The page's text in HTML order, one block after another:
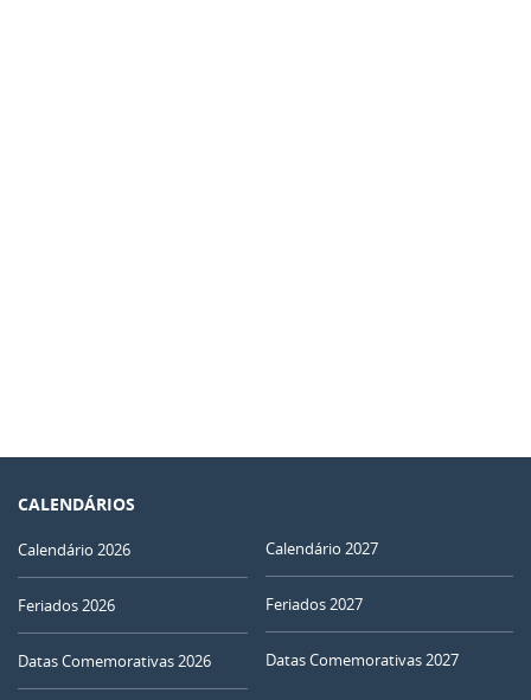
CALENDÁRIOS
Calendário 2026
Feriados 2026
Datas Comemorativas 2026
Calendário 2027
Feriados 2027
Datas Comemorativas 2027